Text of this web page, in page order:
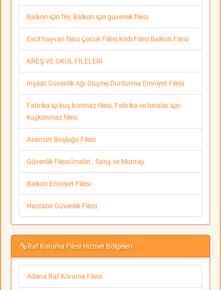
Balkon için file, Balkon için güvenlik filesi
Evcil hayvan filesi Çocuk Filesi Kedi Filesi Balkon Filesi
KREŞ VE OKUL FİLELERİ
İnşaat Güvenlik Ağı Düşme Durdurma Emniyet Filesi
Fabrika içi kuş konmaz filesi, Fabrika ve binalar için
kuşkonmaz filesi
Asansör Boşluğu Filesi
Güvenlik Filesi İmalat , Satış ve Montajı
Balkon Emniyet Filesi
Hastane Güvenlik Filesi
Raf Koruma Filesi Hizmet Bölgeleri
Adana Raf Koruma Filesi